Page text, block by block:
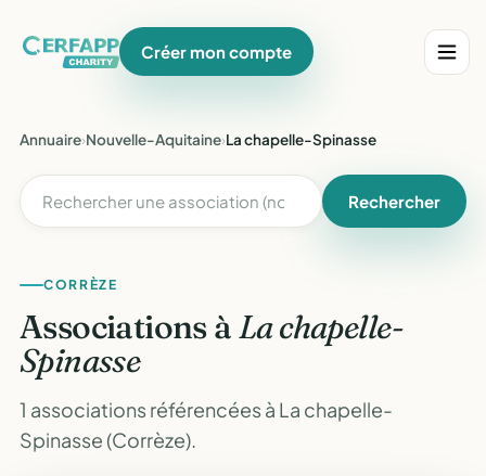
Créer mon compte
Annuaire›Nouvelle-Aquitaine›La chapelle-Spinasse
Rechercher
CORRÈZE
Associations àLa chapelle-
Spinasse
1 associations référencées à La chapelle-
Spinasse (Corrèze).